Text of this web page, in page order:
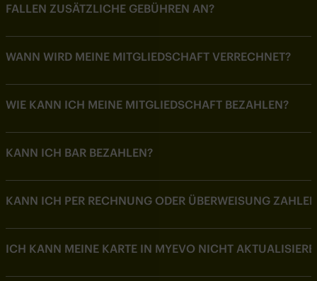
FALLEN ZUSÄTZLICHE GEBÜHREN AN?
WANN WIRD MEINE MITGLIEDSCHAFT VERRECHNET?
WIE KANN ICH MEINE MITGLIEDSCHAFT BEZAHLEN?
KANN ICH BAR BEZAHLEN?
KANN ICH PER RECHNUNG ODER ÜBERWEISUNG
ICH KANN MEINE KARTE IN MYEVO NICHT